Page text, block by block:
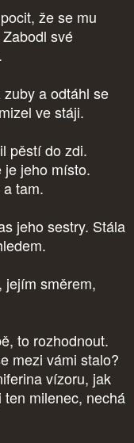
že se mu
své
zuby a odtáhl se
ve stáji.
pěstí do zdi.
je jeho místo.
tam.
jeho sestry. Stála
jejím směrem,
to rozhodnout.
mezi vámi stalo?
vízoru, jak
milenec, nechá